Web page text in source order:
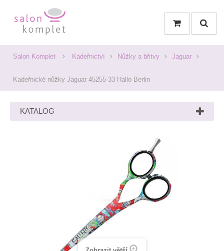
Salon Komplet Kadeřnictví Nůžky a břitvy Jaguar
Kadeřnické nůžky Jaguar 45255-33 Hallo Berlin
KATALOG